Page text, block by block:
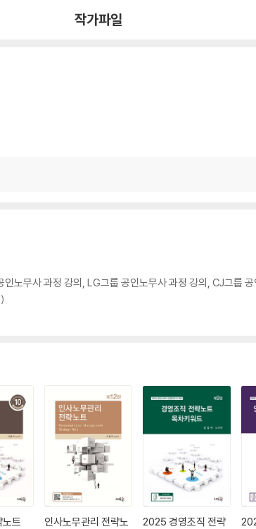
작가파일
노무사 과정 강의, LG그룹 공인노무사 과정 강의, CJ그룹
트
인사노무관리 전략노
2025 경영조직 전략